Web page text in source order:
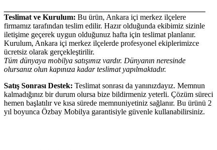
Teslimat ve Kurulum: Bu ürün, Ankara içi merkez ilçelere
firmamız tarafından teslim edilir. Hazır olduğunda ekibimiz sizinle
iletişime geçerek uygun olduğunuz hafta için teslimat planlanır.
Kurulum, Ankara içi merkez ilçelerde profesyonel ekiplerimizce
ücretsiz olarak gerçekleştirilir.
Tüm dünyaya mobilya satışımız vardır. Dünyanın neresinde
olursanız olun kapınıza kadar teslimat yapılmaktadır.
Satış Sonrası Destek: Teslimat sonrası da yanınızdayız. Memnun
kalmadığınız bir durum olursa bize bildirmeniz yeterli. Çözüm süreci
hemen başlatılır ve kısa sürede memnuniyetiniz sağlanır. Bu ürünü 2
yıl boyunca Özbay Mobilya garantisiyle güvenle kullanabilirsiniz.